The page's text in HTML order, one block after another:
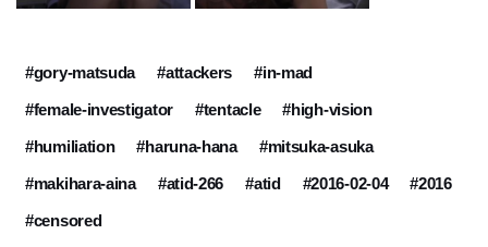
#gory-matsuda #attackers
#in-mad
#female-investigator
#tentacle
#high-vision
#humiliation
#haruna-hana
#mitsuka-asuka
#makihara-aina
#atid-266 #atid #2016-02-04
#2016
#censored